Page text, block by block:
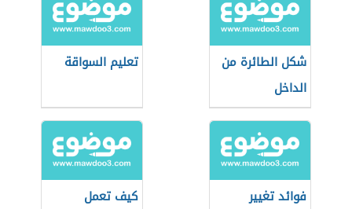
شكل الطائرة من
الداخل
تعليم السواقة
فوائد تغيير
كيف تعمل